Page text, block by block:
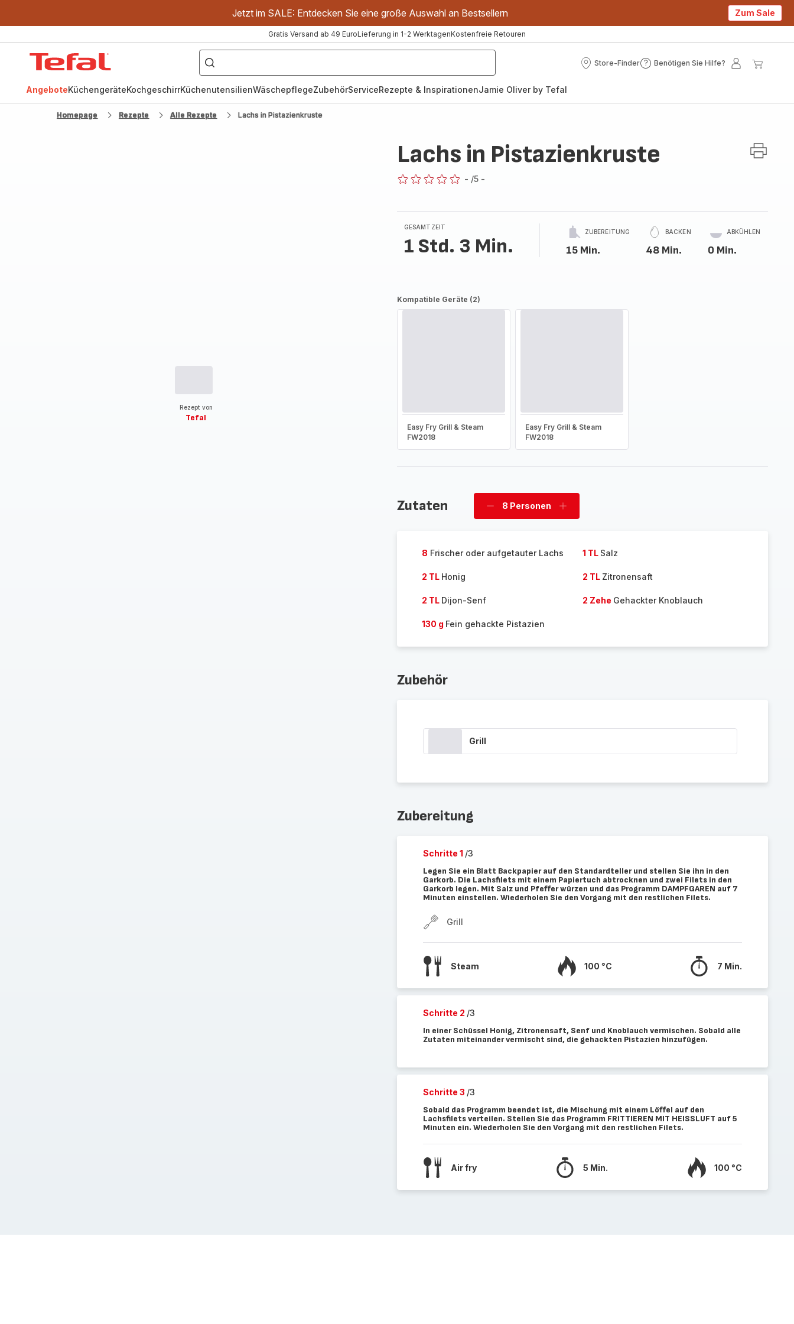
Jetzt im SALE: Entdecken Sie eine große Auswahl an Bestsellern Zum Sale
Gratis Versand ab 49 EuroLieferung in 1-2 WerktagenKostenfreie Retouren
["OptiGrill","Easy
Fry","Pfanne"]
Store-Finder
Store-
Benötigen Sie Hilfe?
Benötigen
Mein
AngeboteKüchengeräteKochgeschirrKüchenutensilienWäschepflegeZubehörServiceRezepte & InspirationenJamie Oliver by Tefal
Homepage Rezepte Alle Rezepte Lachs in Pistazienkruste
Rezept von
Tefal
Lachs in Pistazienkruste
- /5 -
GESAMTZEIT
1 Std. 3 Min.
ZUBEREITUNG
15 Min.
BACKEN
48 Min.
ABKÜHLEN
0 Min.
Kompatible Geräte (2)
Easy Fry Grill & Steam
FW2018
Easy Fry Grill & Steam
FW2018
Zutaten
Personen
8 Personen
Personen
8 Frischer oder aufgetauter Lachs 1 TL Salz
2 TL Honig 2 TL Zitronensaft
2 TL Dijon-Senf 2 Zehe Gehackter Knoblauch
130 g Fein gehackte Pistazien
Zubehör
Grill
Zubereitung
Schritte 1 /3
Legen Sie ein Blatt Backpapier auf den Standardteller und stellen Sie ihn in den
Garkorb. Die Lachsfilets mit einem Papiertuch abtrocknen und zwei Filets in den
Garkorb legen. Mit Salz und Pfeffer würzen und das Programm DAMPFGAREN auf 7
Minuten einstellen. Wiederholen Sie den Vorgang mit den restlichen Filets.
Grill
Steam 100 °C 7 Min.
Schritte 2 /3
In einer Schüssel Honig, Zitronensaft, Senf und Knoblauch vermischen. Sobald alle
Zutaten miteinander vermischt sind, die gehackten Pistazien hinzufügen.
Schritte 3 /3
Sobald das Programm beendet ist, die Mischung mit einem Löffel auf den
Lachsfilets verteilen. Stellen Sie das Programm FRITTIEREN MIT HEISSLUFT auf 5
Minuten ein. Wiederholen Sie den Vorgang mit den restlichen Filets.
Air fry 5 Min. 100 °C